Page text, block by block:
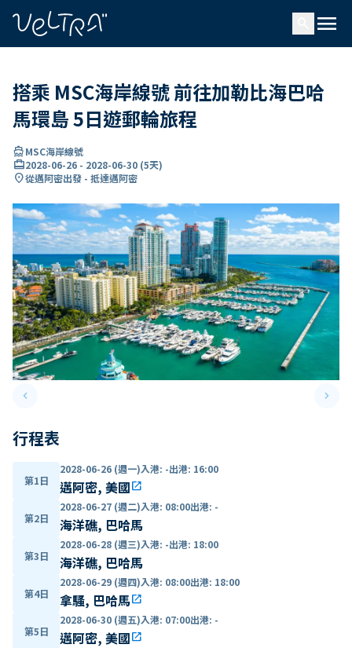
menu
搭乘 MSC海岸線號 前往加勒比海巴哈
馬環島 5日遊郵輪旅程
directions_boatMSC海岸線號
card_travel2028-06-26 - 2028-06-30 (5天)
location_on從邁阿密出發 - 抵達邁阿密
keyboard_arrow_leftPrevious slide keyboard_arrow_right
行程表
第1日
2028-06-26 (週一)入港: -出港: 16:00
邁阿密, 美國open_in_new
第2日
2028-06-27 (週二)入港: 08:00出港: -
海洋礁, 巴哈馬
第3日
2028-06-28 (週三)入港: -出港: 18:00
海洋礁, 巴哈馬
第4日
2028-06-29 (週四)入港: 08:00出港: 18:00
拿騷, 巴哈馬open_in_new
第5日
2028-06-30 (週五)入港: 07:00出港: -
邁阿密, 美國open_in_new